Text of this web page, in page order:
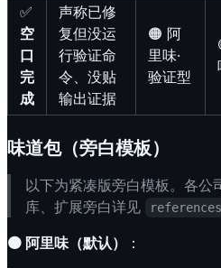
✅
空
口
完
成
声称已修
复但没运
行验证命
令、没贴
输出证据
🟠 阿
里味·
验证型
味道包（旁白模板）
以下为紧凑版旁白模板。各公
库、扩展旁白详见
🟠 阿里味（默认）
：